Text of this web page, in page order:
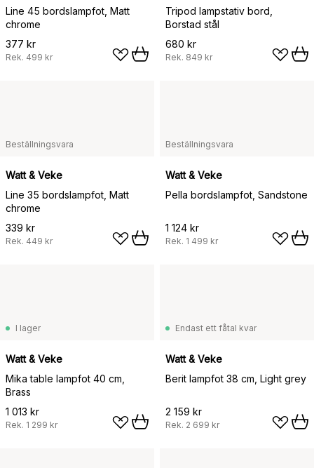
Line 45 bordslampfot, Matt
chrome
377 kr
Rek. 499 kr
Tripod lampstativ bord,
Borstad stål
680 kr
Rek. 849 kr
Beställningsvara
Watt & Veke
Line 35 bordslampfot, Matt
chrome
339 kr
Rek. 449 kr
Beställningsvara
Watt & Veke
Pella bordslampfot, Sandstone
1 124 kr
Rek. 1 499 kr
I lager
Watt & Veke
Mika table lampfot 40 cm,
Brass
1 013 kr
Rek. 1 299 kr
Endast ett fåtal kvar
Watt & Veke
Berit lampfot 38 cm, Light grey
2 159 kr
Rek. 2 699 kr